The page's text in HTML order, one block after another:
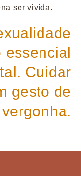
ser vivida.
essencial
Cuidar
gesto de